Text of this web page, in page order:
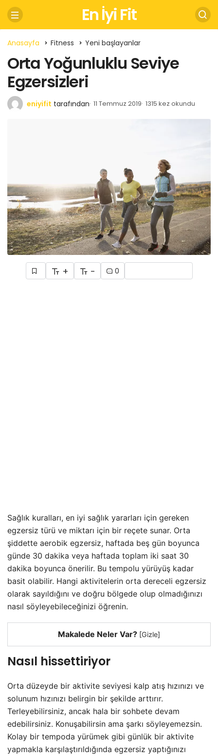
En İyi Fit
Anasayfa Fitness Yeni başlayanlar
Orta Yoğunluklu Seviye
Egzersizleri
eniyifit tarafından 11 Temmuz 2019 1315 kez okundu
+ - 0
Sağlık kuralları, en iyi sağlık yararları için gereken
egzersiz türü ve miktarı için bir reçete sunar. Orta
şiddette aerobik egzersiz, haftada beş gün boyunca
günde 30 dakika veya haftada toplam iki saat 30
dakika boyunca önerilir. Bu tempolu yürüyüş kadar
basit olabilir. Hangi aktivitelerin orta dereceli egzersiz
olarak sayıldığını ve doğru bölgede olup olmadığınızı
nasıl söyleyebileceğinizi öğrenin.
Makalede Neler Var? [Gizle]
Nasıl hissettiriyor
Orta düzeyde bir aktivite seviyesi kalp atış hızınızı ve
solunum hızınızı belirgin bir şekilde arttırır.
Terleyebilirsiniz, ancak hala bir sohbete devam
edebilirsiniz. Konuşabilirsin ama şarkı söyleyemezsin.
Kolay bir tempoda yürümek gibi günlük bir aktivite
yapmakla karşılaştırıldığında egzersiz yaptığınızı